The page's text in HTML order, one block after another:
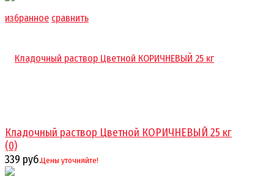
избранное сравнить
Кладочный раствор Цветной КОРИЧНЕВЫЙ 25 кг
(0)
339 руб.Цены уточняйте!